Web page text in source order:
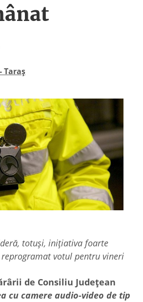
Taraș
totuși, inițiativa foarte
votul pentru vineri
de Consiliu Județean
cu camere audio-video de tip